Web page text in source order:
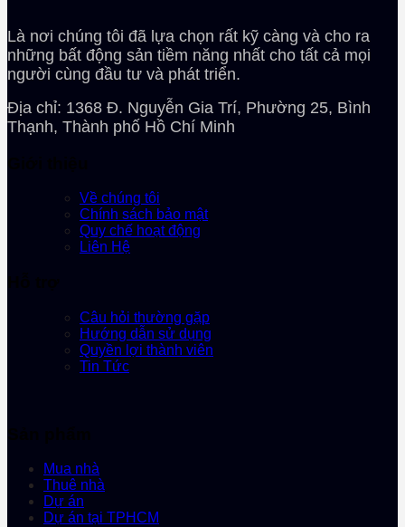
Là nơi chúng tôi đã lựa chọn rất kỹ càng và cho ra
những bất động sản tiềm năng nhất cho tất cả mọi
người cùng đầu tư và phát triển.
Địa chỉ: 1368 Đ. Nguyễn Gia Trí, Phường 25, Bình
Thạnh, Thành phố Hồ Chí Minh
Về chúng tôi
Chính sách bảo mật
Quy chế hoạt động
Liên Hệ
Câu hỏi thường gặp
Hướng dẫn sử dụng
Quyền lợi thành viên
Tin Tức
Mua nhà
Thuê nhà
Dự án
Dự án tại TPHCM